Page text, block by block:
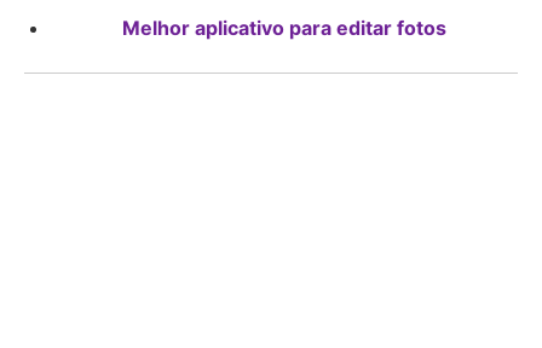
Melhor aplicativo para editar fotos